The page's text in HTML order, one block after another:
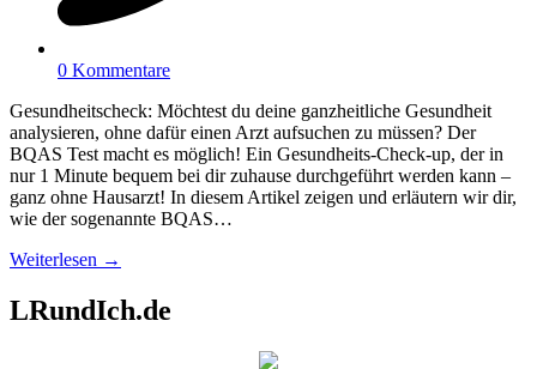
0 Kommentare
Gesundheitscheck: Möchtest du deine ganzheitliche Gesundheit
analysieren, ohne dafür einen Arzt aufsuchen zu müssen? Der
BQAS Test macht es möglich! Ein Gesundheits-Check-up, der in
nur 1 Minute bequem bei dir zuhause durchgeführt werden kann –
ganz ohne Hausarzt! In diesem Artikel zeigen und erläutern wir dir,
wie der sogenannte BQAS…
Weiterlesen →
LRundIch.de